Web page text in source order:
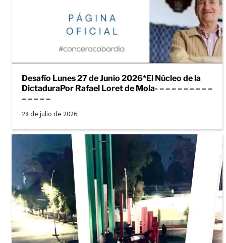
Desafío Lunes 27 de Junio 2026*El Núcleo de la
DictaduraPor Rafael Loret de Mola- – – – – – – – – –
– – – – –
28 de julio de 2026